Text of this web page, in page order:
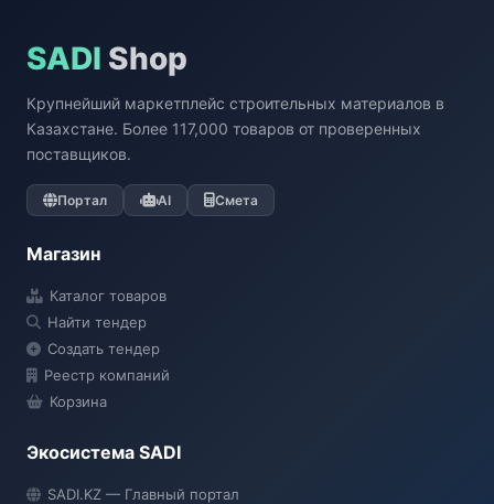
SADI Shop
Крупнейший маркетплейс строительных материалов в
Казахстане. Более 117,000 товаров от проверенных
поставщиков.
Портал AI Смета
Магазин
Каталог товаров
Найти тендер
Создать тендер
Реестр компаний
Корзина
Экосистема SADI
SADI.KZ — Главный портал
● Подключение...